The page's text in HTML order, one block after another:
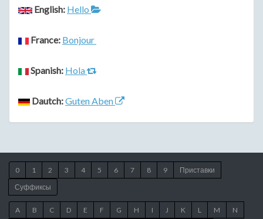
English: Hello
France: Bonjour
Spanish: Hola
Dautch:Guten Aben
0 1 2 3 4 5 6 7 8 9
Приставки
Суффиксы
A B C D E F G H I J K L M N